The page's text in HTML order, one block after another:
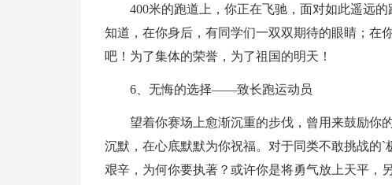
400米的跑道上，你正在飞驰，面对如此遥远
知道，在你身后，有同学们一双双期待的眼睛；在
吧！为了集体的荣誉，为了祖国的明天！
6、无悔的选择——致长跑运动员
望着你赛场上愈渐沉重的步伐，曾用来鼓励你
沉默，在心底默默为你祝福。对于同类不敢挑战的
艰辛，为何你要执著？或许你是将勇气放上天平，